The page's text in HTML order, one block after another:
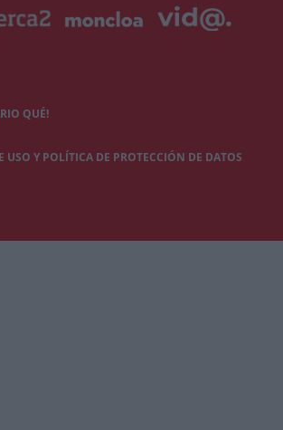
QUÉ!
USO Y POLÍTICA DE PROTECCIÓN DE DATOS